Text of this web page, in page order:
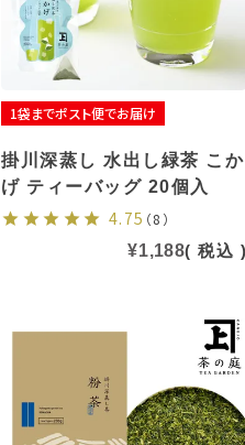
1袋までポスト便でお届け
掛川深蒸し 水出し緑茶 こか
げ ティーバッグ 20個入
4.75 （8）
¥1,188 税込